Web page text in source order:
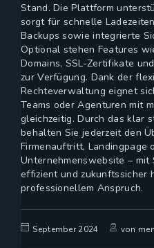
Stand. Die Plattform
sorgt für schnelle
Backups sowie integrierte
Optional stehen Features
Domains, SSL-Zertifikate
zur Verfügung. Dank der
Rechteverwaltung eignet
Teams oder Agenturen mit
gleichzeitig. Durch das klar
behalten Sie jederzeit den
Firmenauftritt, Landingpage
Unternehmenswebsite –
effizient und zukunftssicher
professionellem Anspruch.
September 2024 von